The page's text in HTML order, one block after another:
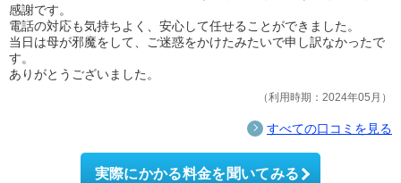
感謝です。
電話の対応も気持ちよく、安心して任せることができました。
当日は母が邪魔をして、ご迷惑をかけたみたいで申し訳なかったで
す。
ありがとうございました。
利用時期：2024年05月
すべての口コミを見る
実際にかかる料金を聞いてみる